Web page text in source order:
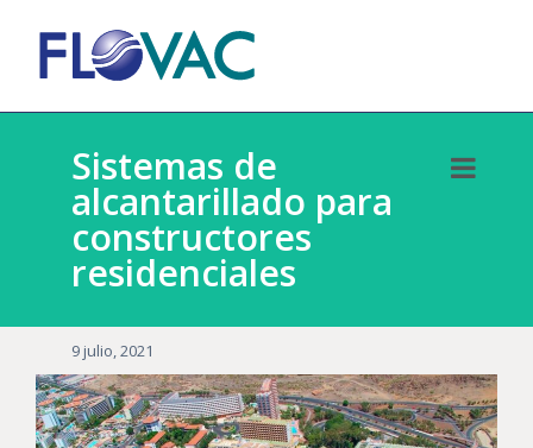
Sistemas de
alcantarillado para
constructores
residenciales
9 julio, 2021